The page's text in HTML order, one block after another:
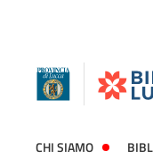
CHI SIAMO